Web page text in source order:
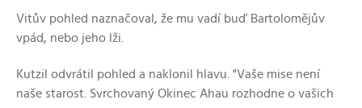
Vitův pohled naznačoval, že mu vadí buď Bartolomějův
vpád, nebo jeho lži.
Kutzil odvrátil pohled a naklonil hlavu. "Vaše mise není
naše starost. Svrchovaný Okinec Ahau rozhodne o vašich